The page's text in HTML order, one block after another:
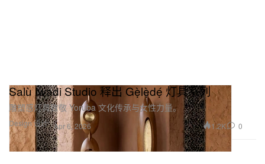
Design 设计
Salù Iwadi Studio 释出 Gẹ̀lẹ̀dẹ́ 灯具系列
雕塑感灯具致敬 Yoruba 文化传承与女性力量。
Apr 6, 2026 1.2K 0